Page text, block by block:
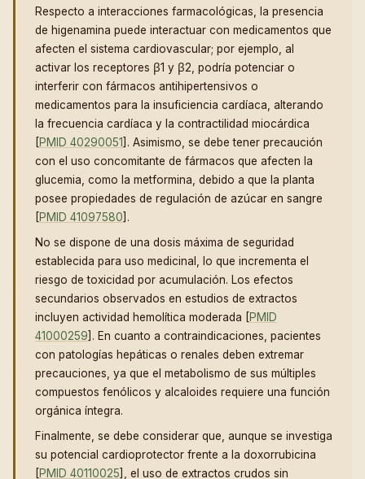
Respecto a interacciones farmacológicas, la presencia
de higenamina puede interactuar con medicamentos que
afecten el sistema cardiovascular; por ejemplo, al
activar los receptores β1 y β2, podría potenciar o
interferir con fármacos antihipertensivos o
medicamentos para la insuficiencia cardíaca, alterando
la frecuencia cardíaca y la contractilidad miocárdica
[PMID 40290051]. Asimismo, se debe tener precaución
con el uso concomitante de fármacos que afecten la
glucemia, como la metformina, debido a que la planta
posee propiedades de regulación de azúcar en sangre
[PMID 41097580].
No se dispone de una dosis máxima de seguridad
establecida para uso medicinal, lo que incrementa el
riesgo de toxicidad por acumulación. Los efectos
secundarios observados en estudios de extractos
incluyen actividad hemolítica moderada [PMID
41000259]. En cuanto a contraindicaciones, pacientes
con patologías hepáticas o renales deben extremar
precauciones, ya que el metabolismo de sus múltiples
compuestos fenólicos y alcaloides requiere una función
orgánica íntegra.
Finalmente, se debe considerar que, aunque se investiga
su potencial cardioprotector frente a la doxorrubicina
[PMID 40110025], el uso de extractos crudos sin